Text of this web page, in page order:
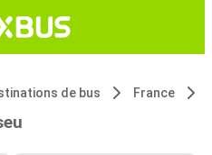
de bus France